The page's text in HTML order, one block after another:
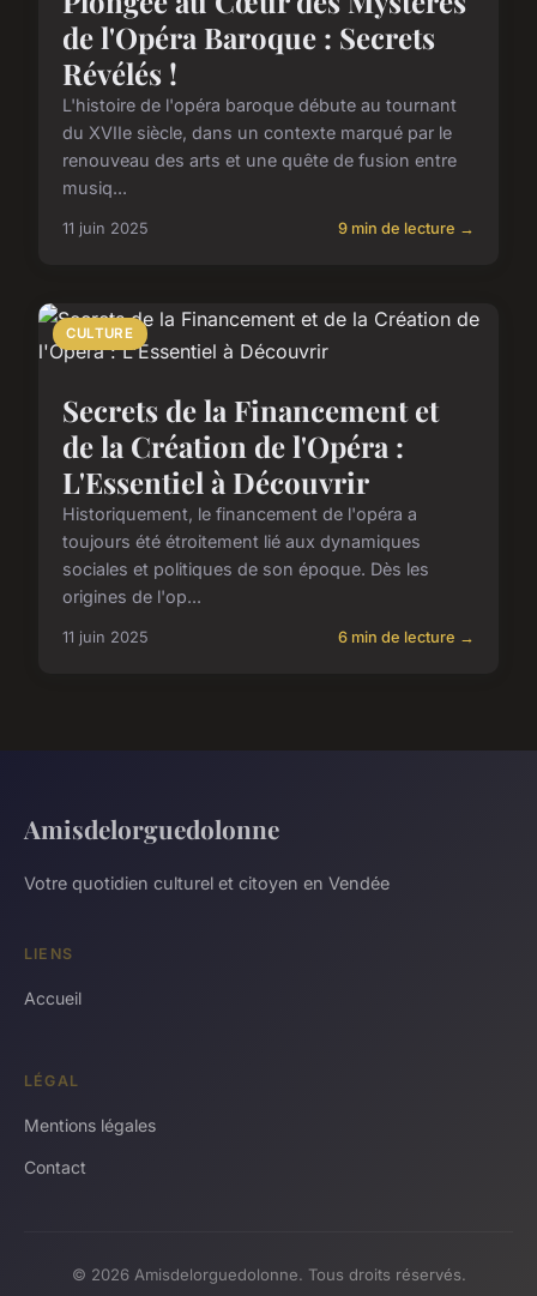
de l'Opéra Baroque : Secrets
Révélés !
L'histoire de l'opéra baroque débute au tournant
du XVIIe siècle, dans un contexte marqué par le
renouveau des arts et une quête de fusion entre
musiq...
11 juin 2025 9 min de lecture →
CULTURE
Secrets de la Financement et
de la Création de l'Opéra :
L'Essentiel à Découvrir
Historiquement, le financement de l'opéra a
toujours été étroitement lié aux dynamiques
sociales et politiques de son époque. Dès les
origines de l'op...
11 juin 2025 6 min de lecture →
Amisdelorguedolonne
Votre quotidien culturel et citoyen en Vendée
LIENS
Accueil
LÉGAL
Mentions légales
Contact
© 2026 Amisdelorguedolonne. Tous droits réservés.